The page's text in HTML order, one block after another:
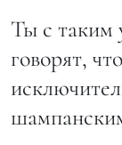
Ты с таким
говорят,